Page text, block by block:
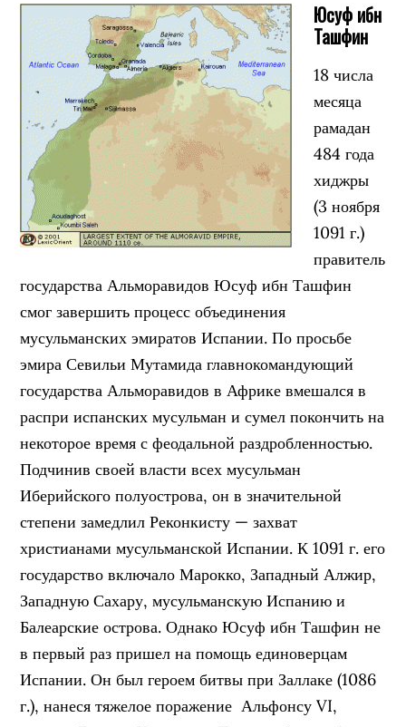
Юсуф ибн
Ташфин
18 числа
месяца
рамадан
484 года
хиджры
(3 ноября
1091 г.)
правитель
государства Альморавидов Юсуф ибн Ташфин
смог завершить процесс объединения
мусульманских эмиратов Испании. По просьбе
эмира Севильи Мутамида главнокомандующий
государства Альморавидов в Африке вмешался в
распри испанских мусульман и сумел покончить на
некоторое время с феодальной раздробленностью.
Подчинив своей власти всех мусульман
Иберийского полуострова, он в значительной
степени замедлил Реконкисту — захват
христианами мусульманской Испании. К 1091 г. его
государство включало Марокко, Западный Алжир,
Западную Сахару, мусульманскую Испанию и
Балеарские острова. Однако Юсуф ибн Ташфин не
в первый раз пришел на помощь единоверцам
Испании. Он был героем битвы при Заллаке (1086
г.), нанеся тяжелое поражение Альфонсу VI,